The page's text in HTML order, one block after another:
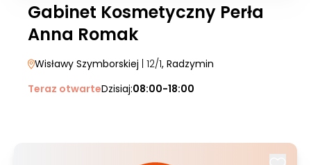
Gabinet Kosmetyczny Perła
Anna Romak
Wisławy Szymborskiej | 12/1, Radzymin
Teraz otwarteDzisiaj:08:00-18:00